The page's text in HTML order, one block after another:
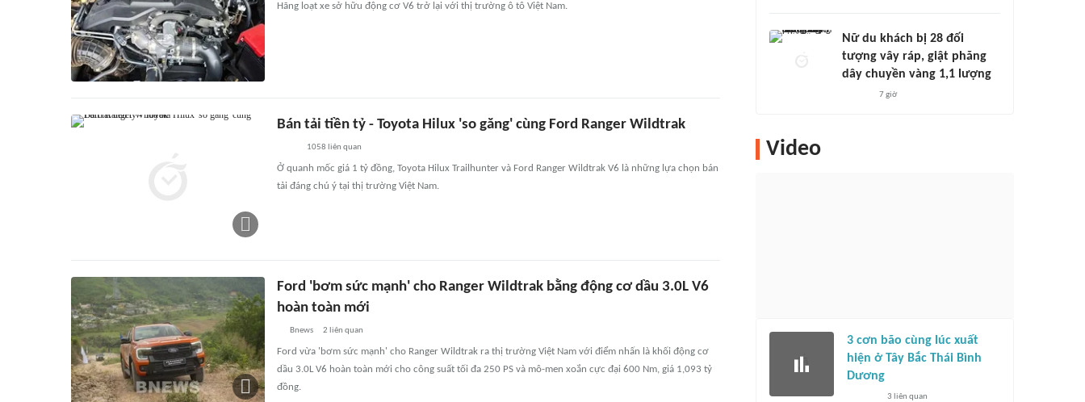
Hãng loạt xe sở hữu động cơ V6 trở lại với thị trường ô tô Việt Nam.
Bán tải tiền tỷ - Toyota Hilux 'so găng' cùng Ford Ranger Wildtrak
1058 liên quan
Ở quanh mốc giá 1 tỷ đồng, Toyota Hilux Trailhunter và Ford Ranger Wildtrak V6 là những lựa chọn bán
tải đáng chú ý tại thị trường Việt Nam.
Ford 'bơm sức mạnh' cho Ranger Wildtrak bằng động cơ dầu 3.0L V6
hoàn toàn mới
Bnews 2 liên quan
Ford vừa 'bơm sức mạnh' cho Ranger Wildtrak ra thị trường Việt Nam với điểm nhấn là khối động cơ
dầu 3.0L V6 hoàn toàn mới cho công suất tối đa 250 PS và mô-men xoắn cực đại 600 Nm, giá 1,093 tỷ
đồng.
Nữ du khách bị 28 đối
tượng vây ráp, giật phăng
dây chuyền vàng 1,1 lượng
7 giờ
Video
3 cơn bão cùng lúc xuất
hiện ở Tây Bắc Thái Bình
Dương
3 liên quan